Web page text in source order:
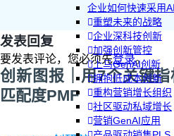
企业如何快速采用AI
重塑未来的战略
企业深科技创新
加强创新管控
上马GenAI创新
拥抱低成本创新
重构营销增长组织
社区驱动私域增长
营销GenAI应用
发表回复
要发表评论，您必须先登录。
创新图报｜用7个关键
匹配度PMF